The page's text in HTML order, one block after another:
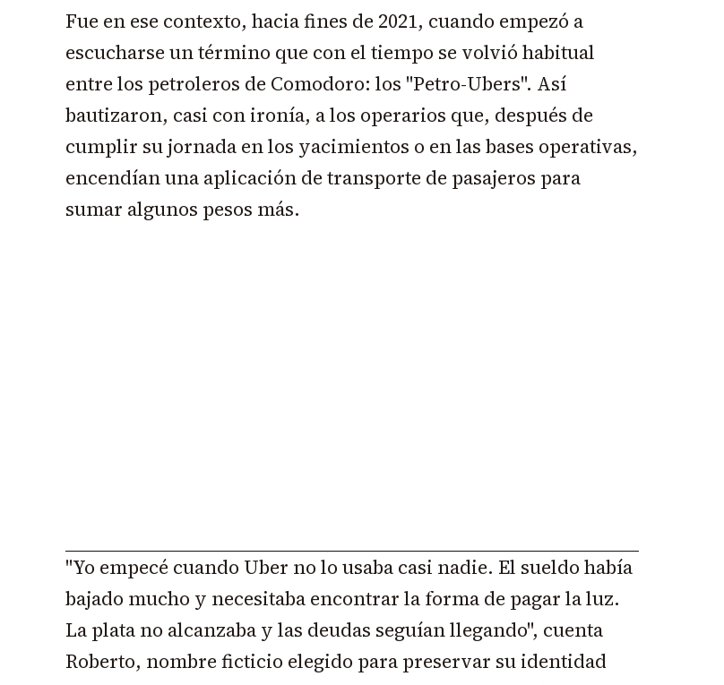
Fue en ese contexto, hacia fines de 2021, cuando empezó a
escucharse un término que con el tiempo se volvió habitual
entre los petroleros de Comodoro: los "Petro-Ubers". Así
bautizaron, casi con ironía, a los operarios que, después de
cumplir su jornada en los yacimientos o en las bases operativas,
encendían una aplicación de transporte de pasajeros para
sumar algunos pesos más.
"Yo empecé cuando Uber no lo usaba casi nadie. El sueldo había
bajado mucho y necesitaba encontrar la forma de pagar la luz.
La plata no alcanzaba y las deudas seguían llegando", cuenta
Roberto, nombre ficticio elegido para preservar su identidad